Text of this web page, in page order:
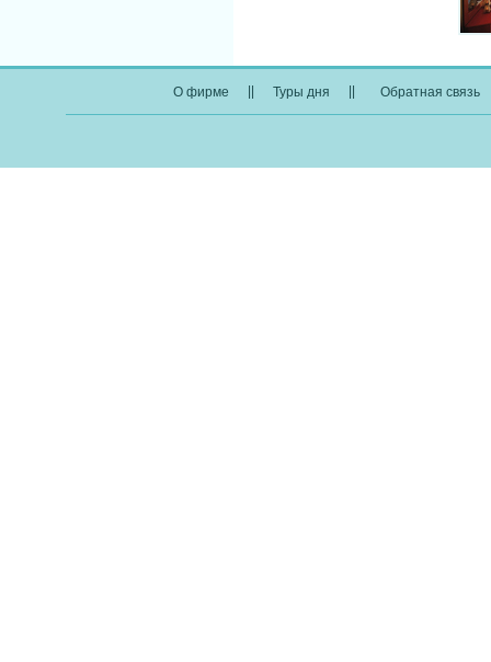
О фирме Туры дня Обратная связь